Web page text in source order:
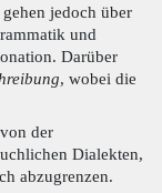
jedoch über
und
Darüber
, wobei die
der
Dialekten,
abzugrenzen.